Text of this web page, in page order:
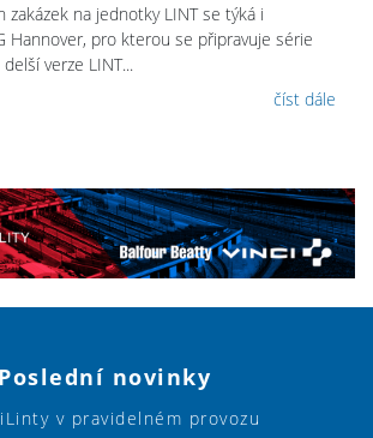
zakázek na jednotky LINT se týká i
Hannover, pro kterou se připravuje série
verze LINT...
číst dále
Poslední novinky
v pravidelném provozu